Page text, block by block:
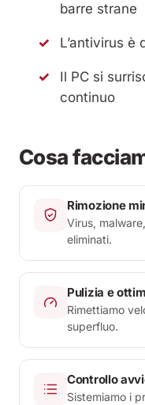
barre strane
L’antivirus è
Il PC si
continuo
Cosa
Rimozione
Virus,
eliminati.
Pulizia e
Rimettiamo
superfluo.
Controllo
Sistemiamo i